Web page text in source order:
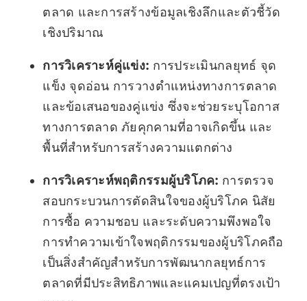
ตลาด และการสร้างข้อมูลเชิงลึกและตัวชี้วัด
เชิงปริมาณ
การวิเคราะห์คู่แข่ง: การประเมินกลยุทธ์ จุด
แข็ง จุดอ่อน การวางตำแหน่งทางการตลาด
และข้อเสนอของคู่แข่ง ซึ่งจะช่วยระบุโอกาส
ทางการตลาด ภัยคุกคามที่อาจเกิดขึ้น และ
พื้นที่สำหรับการสร้างความแตกต่าง
การวิเคราะห์พฤติกรรมผู้บริโภค: การตรวจ
สอบกระบวนการตัดสินใจของผู้บริโภค นิสัย
การซื้อ ความชอบ และระดับความพึงพอใจ
การทำความเข้าใจพฤติกรรมของผู้บริโภคถือ
เป็นสิ่งสำคัญสำหรับการพัฒนากลยุทธ์การ
ตลาดที่มีประสิทธิภาพและแคมเปญที่ตรงเป้า